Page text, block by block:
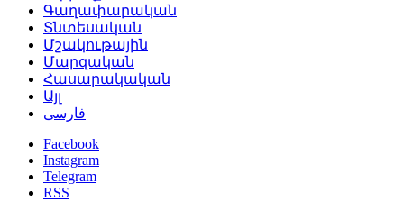
Գաղափարական
Տնտեսական
Մշակութային
Մարզական
Հասարակական
Այլ
فارسی
Facebook
Instagram
Telegram
RSS